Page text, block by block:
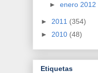
► enero 2012
► 2011 (354)
► 2010 (48)
Etiquetas